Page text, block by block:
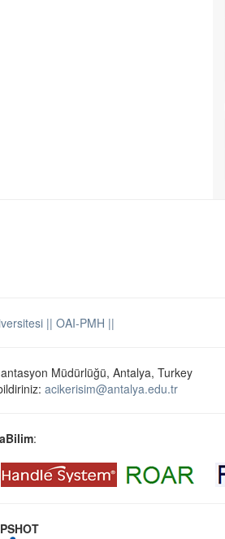
|| OAI-PMH ||
Müdürlüğü, Antalya, Turkey
acikerisim@antalya.edu.tr
: